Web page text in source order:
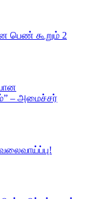
பெண் கூறும் 2
– அமைச்சர்